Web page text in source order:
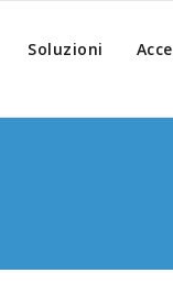
Soluzioni